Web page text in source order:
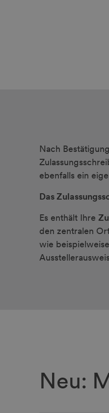
Nach
ebenfalls ein
Das
Es enthält Ihre
den zentralen
wie
Neu: